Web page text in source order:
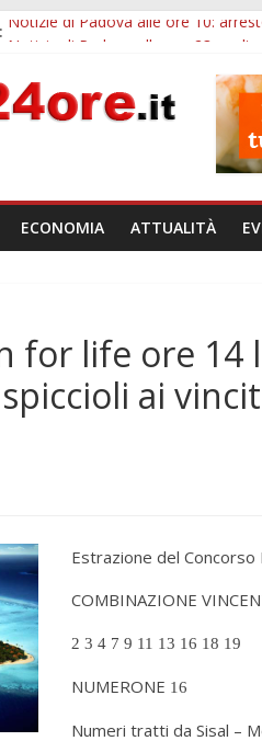
Notizie di Padova alle ore 10:
Bando sicurezza urbana Veneto:
Sicurezza esodo estivo Padova:
Bonus trasporto pubblico Veneto:
ECONOMIA ATTUALITÀ
for life ore
ai
Estrazione del
COMBINAZIONE
2 3 4 7 9 11 13 16 18 19
NUMERONE 16
Numeri tratti da Sisal –